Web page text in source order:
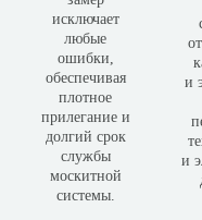
исключает
любые
ошибки,
обеспечивая
плотное
прилегание и
долгий срок
службы
москитной
системы.
и
и